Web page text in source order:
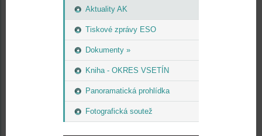
Aktuality AK
Tiskové zprávy ESO
Dokumenty »
Kniha - OKRES VSETÍN
Panoramatická prohlídka
Fotografická soutež